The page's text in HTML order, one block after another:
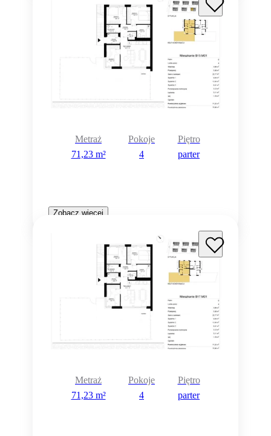
Metraż
71,23 m²
Pokoje
4
Piętro
parter
Zobacz więcej
Metraż
71,23 m²
Pokoje
4
Piętro
parter